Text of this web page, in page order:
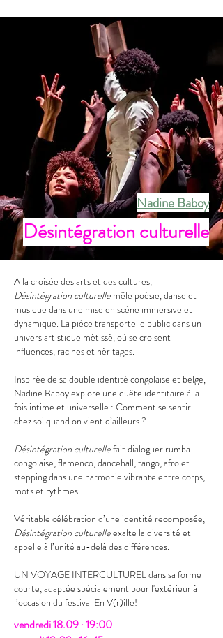
Nadine Baboy
Désintégration culturelle
A la croisée des arts et des cultures,
Désintégration culturelle mêle poésie, danse et
musique dans une mise en scène immersive et
dynamique. La pièce transporte le public dans un
univers artistique métissé, où se croisent
influences, racines et héritages.
Inspirée de sa double identité congolaise et belge,
Nadine Baboy explore une quête identitaire à la
fois intime et universelle : Comment se sentir
chez soi quand on vient d’ailleurs ?
Désintégration culturellefait dialoguer rumba
congolaise, flamenco, dancehall, tango, afro et
stepping dans une harmonie vibrante entre corps,
mots et rythmes.
Véritable célébration d’une identité recomposée,
Désintégration culturelleexalte la diversité et
appelle à l’unité au-delà des différences.
UN VOYAGE INTERCULTUREL dans sa forme
courte, adaptée spécialement pour l'extérieur à
l’occasion du festival En V(r)ille!
​​vendredi 18.09 · 19:00